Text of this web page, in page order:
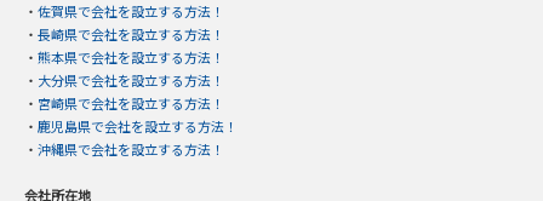
・ 佐賀県で会社を設立する方法！
・ 長崎県で会社を設立する方法！
・ 熊本県で会社を設立する方法！
・ 大分県で会社を設立する方法！
・ 宮崎県で会社を設立する方法！
・ 鹿児島県で会社を設立する方法！
・ 沖縄県で会社を設立する方法！
会社所在地